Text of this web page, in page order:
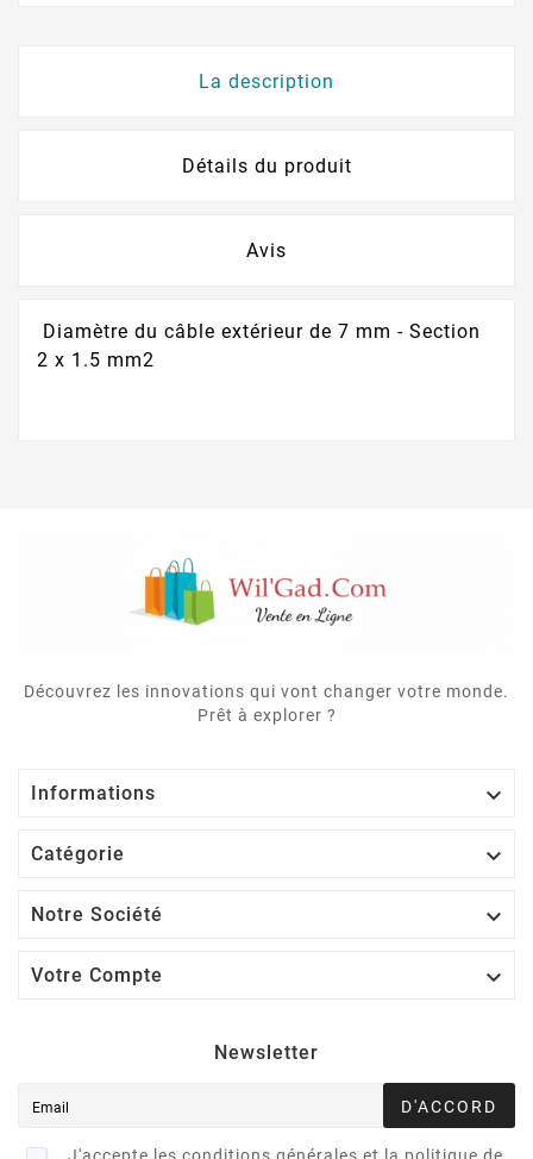
La description
Détails du produit
Avis
Diamètre du câble extérieur de 7 mm - Section
2 x 1.5 mm2
Découvrez les innovations qui vont changer votre monde.
Prêt à explorer ?
Informations 
Catégorie 
Notre Société 
Votre Compte 
Newsletter
D'ACCORD